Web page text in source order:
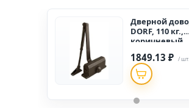
Дверной
DORF, 110 кг.,
коричневый
1849.13 ₽ / шт.